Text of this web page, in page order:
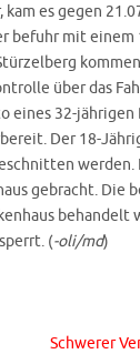
kam es gegen
befuhr mit
über das
eines 32-
Der 18-
gebracht.
behandelt
(-oli/md)
Schwerer